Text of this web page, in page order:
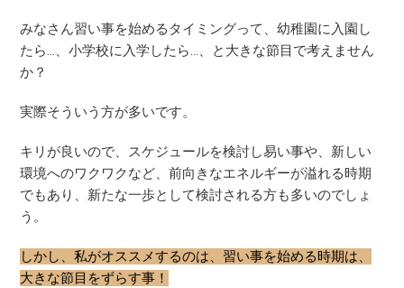
みなさん習い事を始めるタイミングって、幼稚園に入園し
たら…、小学校に入学したら…、と大きな節目で考えません
か？
実際そういう方が多いです。
キリが良いので、スケジュールを検討し易い事や、新しい
環境へのワクワクなど、前向きなエネルギーが溢れる時期
でもあり、新たな一歩として検討される方も多いのでしょ
う。
しかし、私がオススメするのは、習い事を始める時期は、
大きな節目をずらす事！